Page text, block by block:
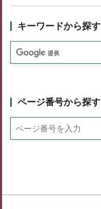
キーワードから探す
ページ番号から探す